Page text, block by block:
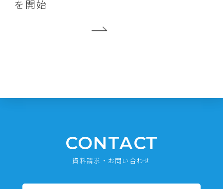
を開始
CONTACT
資料請求・お問い合わせ